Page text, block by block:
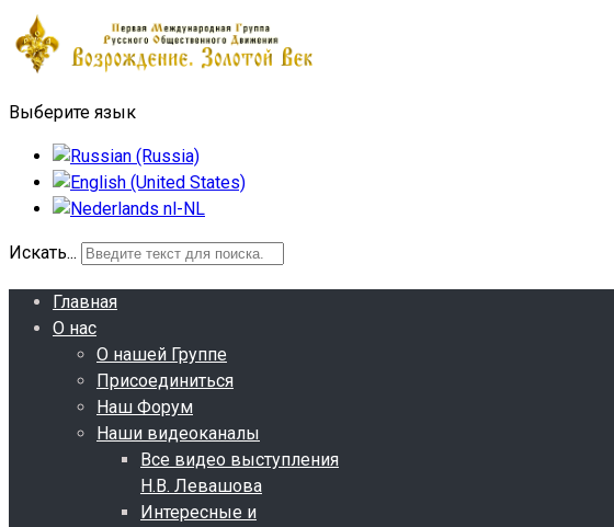
Выберите язык
Искать...
Главная
О нас
О нашей Группе
Присоединиться
Наш Форум
Наши видеоканалы
Все видео выступления
Н.В. Левашова
Интересные и